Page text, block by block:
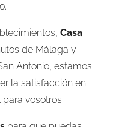
Casa
de Málaga y
Antonio, estamos
la satisfacción en
vosotros.